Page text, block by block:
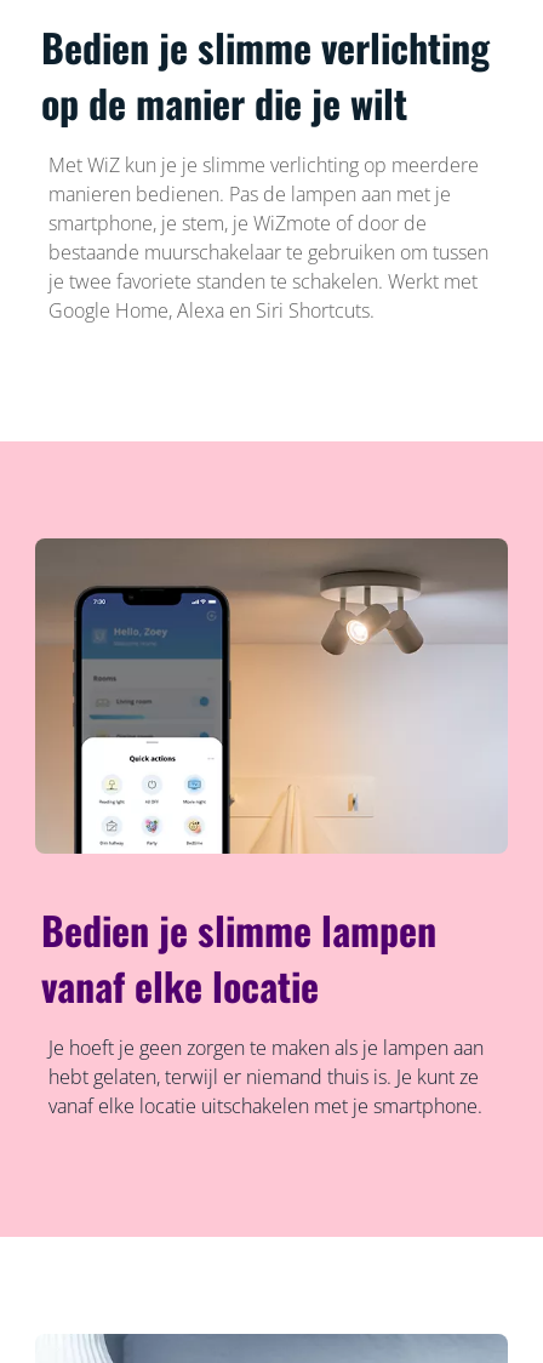
Bedien je slimme verlichting
op de manier die je wilt
Met WiZ kun je je slimme verlichting op meerdere
manieren bedienen. Pas de lampen aan met je
smartphone, je stem, je WiZmote of door de
bestaande muurschakelaar te gebruiken om tussen
je twee favoriete standen te schakelen. Werkt met
Google Home, Alexa en Siri Shortcuts.
Bedien je slimme lampen
vanaf elke locatie
Je hoeft je geen zorgen te maken als je lampen aan
hebt gelaten, terwijl er niemand thuis is. Je kunt ze
vanaf elke locatie uitschakelen met je smartphone.